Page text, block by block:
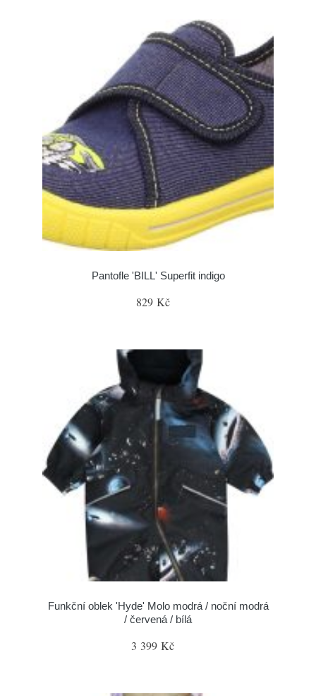
Pantofle 'BILL' Superfit indigo
829 Kč
Funkční oblek 'Hyde' Molo modrá / noční modrá
/ červená / bílá
3 399 Kč